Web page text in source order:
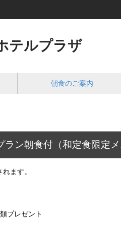
テルプラザ
朝食のご案内
ラン朝食付（和定食限定メ
ます。
プレゼント